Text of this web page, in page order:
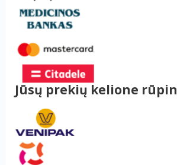
Jūsų prekių kelione